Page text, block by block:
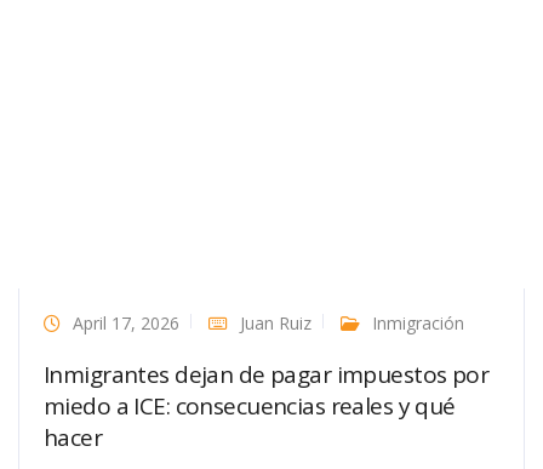
April 17, 2026 Juan Ruiz Inmigración
Inmigrantes dejan de pagar impuestos por
miedo a ICE: consecuencias reales y qué
hacer